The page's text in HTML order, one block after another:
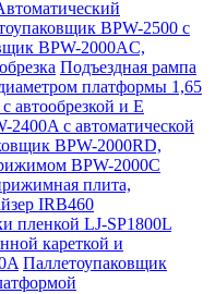
BPW-2500 с
BPW-2000AC,
Подъездная рампа
платформы 1,65
автообрезкой и Е
2400A с автоматической
BPW-2000RD,
BPW-2000C
плита,
IRB460
пленкой LJ-SP1800L
кареткой и
Паллетоупаковщик